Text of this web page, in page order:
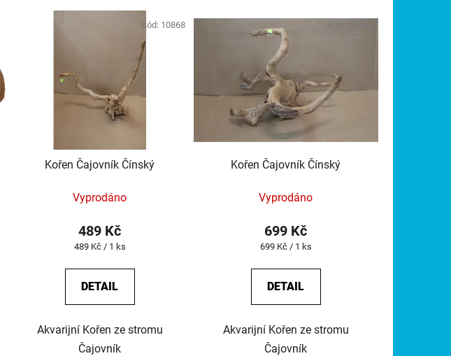
e
o
u
Kořen Čajovník Čínský
Vyprodáno
489 Kč
Měrná
489 Kč / 1 ks
DETAIL
Akvarijní Kořen ze stromu
Čajovník
Kód: 10868
Kořen Čajovník Čínský
Vyprodáno
699 Kč
Měrná
699 Kč / 1 ks
DETAIL
Akvarijní Kořen ze stromu
Čajovník
Kód: